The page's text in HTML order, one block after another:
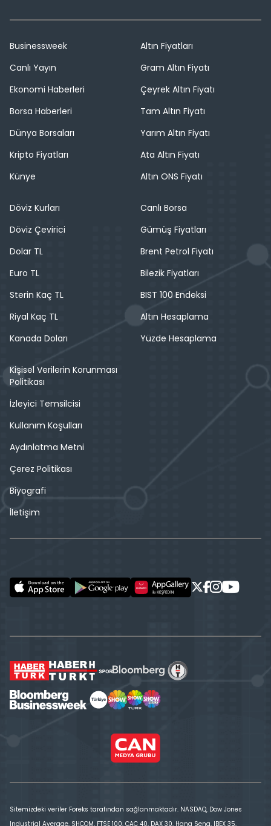
Businessweek
Canlı Yayın
Ekonomi Haberleri
Borsa Haberleri
Dünya Borsaları
Kripto Fiyatları
Künye
Altın Fiyatları
Gram Altın Fiyatı
Çeyrek Altın Fiyatı
Tam Altın Fiyatı
Yarım Altın Fiyatı
Ata Altın Fiyatı
Altın ONS Fiyatı
Döviz Kurları
Döviz Çevirici
Dolar TL
Euro TL
Sterin Kaç TL
Riyal Kaç TL
Kanada Doları
Canlı Borsa
Gümüş Fiyatları
Brent Petrol Fiyatı
Bilezik Fiyatları
BIST 100 Endeksi
Altın Hesaplama
Yüzde Hesaplama
Kişisel Verilerin Korunması
Politikası
İzleyici Temsilcisi
Kullanım Koşulları
Aydınlatma Metni
Çerez Politikası
Biyografi
İletişim
Sitemizdeki veriler Foreks tarafından sağlanmaktadır. NASDAQ, Dow Jones
Industrial Average, SHCOM, FTSE 100, CAC 40, DAX 30, Hang Seng, IBEX 35,